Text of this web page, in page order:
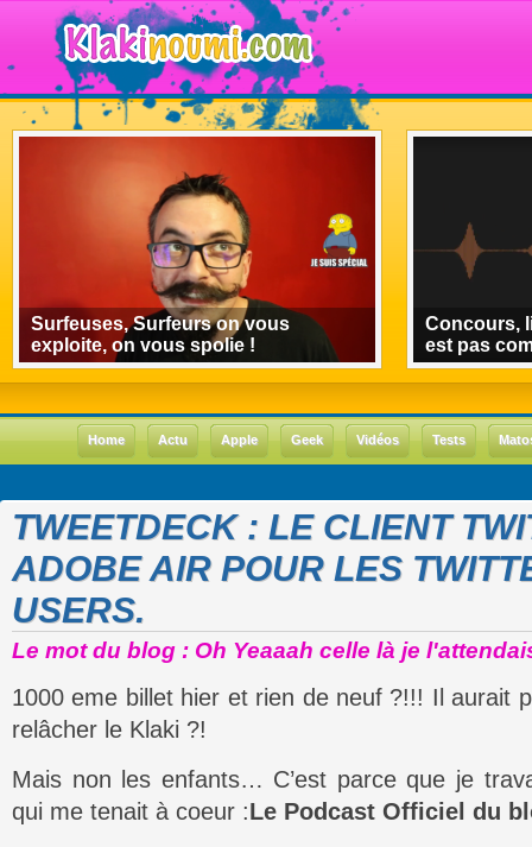
Surfeuses, Surfeurs on vous
exploite, on vous spolie !
Concours,
est pas
Home Actu Apple Geek Vidéos Tests
TWEETDECK : LE CLIENT
ADOBE AIR POUR LES
USERS.
Le mot du blog : Oh Yeaaah celle là je
1000 eme billet hier et rien de neuf ?!!! Il aurait
relâcher le Klaki ?!
Mais non les enfants… C’est parce que je
qui me tenait à coeur :Le Podcast Officiel du